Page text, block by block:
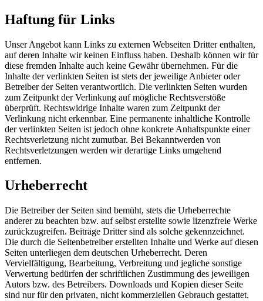
Haftung für Links
Unser Angebot kann Links zu externen Webseiten Dritter enthalten,
auf deren Inhalte wir keinen Einfluss haben. Deshalb können wir für
diese fremden Inhalte auch keine Gewähr übernehmen. Für die
Inhalte der verlinkten Seiten ist stets der jeweilige Anbieter oder
Betreiber der Seiten verantwortlich. Die verlinkten Seiten wurden
zum Zeitpunkt der Verlinkung auf mögliche Rechtsverstöße
überprüft. Rechtswidrige Inhalte waren zum Zeitpunkt der
Verlinkung nicht erkennbar. Eine permanente inhaltliche Kontrolle
der verlinkten Seiten ist jedoch ohne konkrete Anhaltspunkte einer
Rechtsverletzung nicht zumutbar. Bei Bekanntwerden von
Rechtsverletzungen werden wir derartige Links umgehend
entfernen.
Urheberrecht
Die Betreiber der Seiten sind bemüht, stets die Urheberrechte
anderer zu beachten bzw. auf selbst erstellte sowie lizenzfreie Werke
zurückzugreifen. Beiträge Dritter sind als solche gekennzeichnet.
Die durch die Seitenbetreiber erstellten Inhalte und Werke auf diesen
Seiten unterliegen dem deutschen Urheberrecht. Deren
Vervielfältigung, Bearbeitung, Verbreitung und jegliche sonstige
Verwertung bedürfen der schriftlichen Zustimmung des jeweiligen
Autors bzw. des Betreibers. Downloads und Kopien dieser Seite
sind nur für den privaten, nicht kommerziellen Gebrauch gestattet.